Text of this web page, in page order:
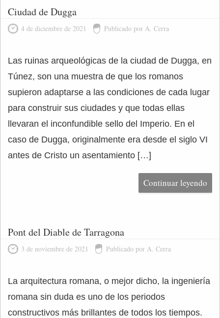
Ciudad de Dugga
4 de diciembre de 2021 Publicado por A. Cerra
Las ruinas arqueológicas de la ciudad de Dugga, en
Túnez, son una muestra de que los romanos
supieron adaptarse a las condiciones de cada lugar
para construir sus ciudades y que todas ellas
llevaran el inconfundible sello del Imperio. En el
caso de Dugga, originalmente era desde el siglo VI
antes de Cristo un asentamiento […]
Continuar leyendo
Pont del Diable de Tarragona
3 de noviembre de 2021 Publicado por A. Cerra
La arquitectura romana, o mejor dicho, la ingeniería
romana sin duda es uno de los periodos
constructivos más brillantes de todos los tiempos.